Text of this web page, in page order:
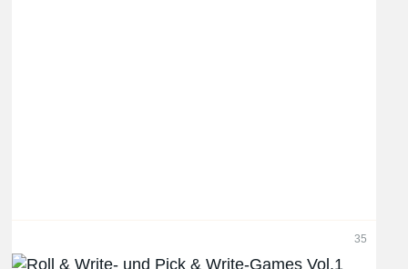
35